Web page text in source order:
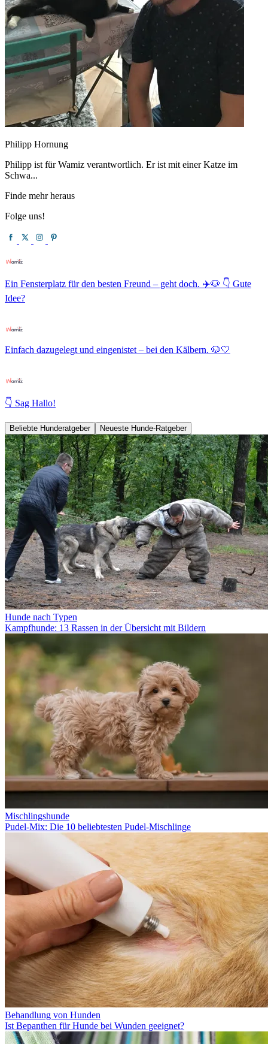
Philipp Hornung
Philipp ist für Wamiz verantwortlich. Er ist mit einer Katze im
Schwa...
Finde mehr heraus
Folge uns!
Ein Fensterplatz für den besten Freund – geht doch. ✈️🐶 👇 Gute
Idee?
Einfach dazugelegt und eingenistet – bei den Kälbern. 🐶🤍
👇 Sag Hallo!
Beliebte Hunderatgeber Neueste Hunde-Ratgeber
Hunde nach Typen
Kampfhunde: 13 Rassen in der Übersicht mit Bildern
Mischlingshunde
Pudel-Mix: Die 10 beliebtesten Pudel-Mischlinge
Behandlung von Hunden
Ist Bepanthen für Hunde bei Wunden geeignet?